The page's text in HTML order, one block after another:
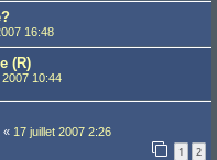
16:48
(R)
2007 10:44
« 17 juillet 2007 2:26
1 2